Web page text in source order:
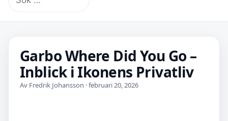
efter:
Garbo Where Did You Go –
Inblick i Ikonens Privatliv
Av Fredrik Johansson · februari 20, 2026